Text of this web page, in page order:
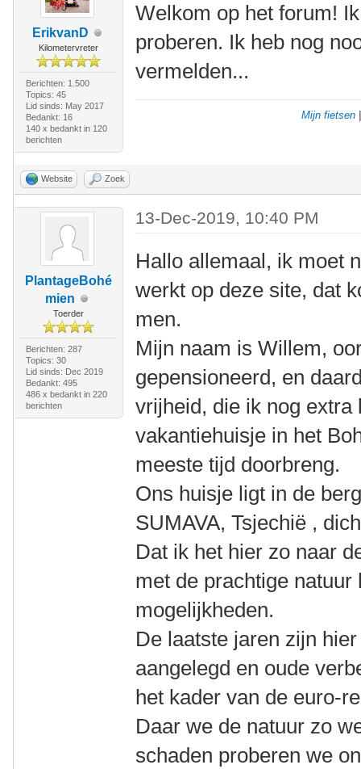
ErikvanD
Kilometervreter
Berichten: 1.500
Topics: 45
Lid sinds: May 2017
Bedankt: 16
140 x bedankt in 120
berichten
Welkom op het forum!
proberen. Ik heb nog
vermelden...
Mijn fietsen
Website Zoek
PlantageBohé
mien
Toerder
Berichten: 287
Topics: 30
Lid sinds: Dec 2019
Bedankt: 495
486 x bedankt in 220
berichten
13-Dec-2019, 10:40 PM
Hallo allemaal, ik moet
werkt op deze site, dat
men.
Mijn naam is Willem,
gepensioneerd, en
vrijheid, die ik nog extra
vakantiehuisje in het
meeste tijd doorbreng.
Ons huisje ligt in de
SUMAVA, Tsjechië ,
Dat ik het hier zo naar
met de prachtige natuur
mogelijkheden.
De laatste jaren zijn
aangelegd en oude
het kader van de euro-
Daar we de natuur zo
schaden proberen we